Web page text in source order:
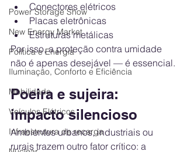
Power Storage Show
New Energy Market
Política e Energia
Iluminação, Conforto e Eficiência
Mobilidade
Veículos Elétricos
Infraestrutura de recarga
Conectores elétricos
Placas eletrônicas
Estruturas metálicas
Por isso, a proteção contra umidade
não é apenas desejável — é essencial.
Poeira e sujeira:
impacto silencioso
Ambientes urbanos, industriais ou
rurais trazem outro fator crítico: a